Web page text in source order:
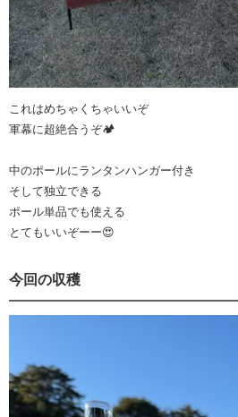
これはめちゃくちゃいいぞ
軍幕に超絶合うぞ🏕️
中のポールにランタンハンガー付き
そして独立できる
ポール単品でも使える
とてもいいぞーー😍
今回の収穫